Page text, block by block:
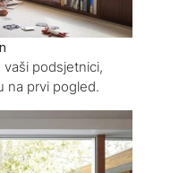
podsjetnici,
na prvi pogled.